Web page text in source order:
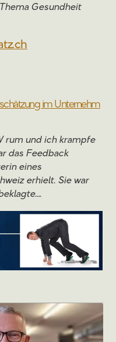
Gesundheit
im Unternehm
rum und ich krampfe
das Feedback
eines
erhielt. Sie war